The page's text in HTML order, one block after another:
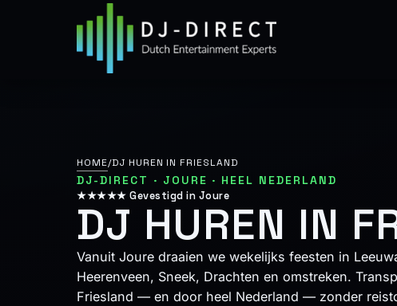
HOME/DJ HUREN IN FRIESLAND
DJ-DIRECT · JOURE · HEEL NEDERLAND
★★★★★ Gevestigd in Joure
DJ HUREN IN
Vanuit Joure draaien we wekelijks feesten in
Heerenveen, Sneek, Drachten en omstreken.
Friesland — en door heel Nederland — zonder